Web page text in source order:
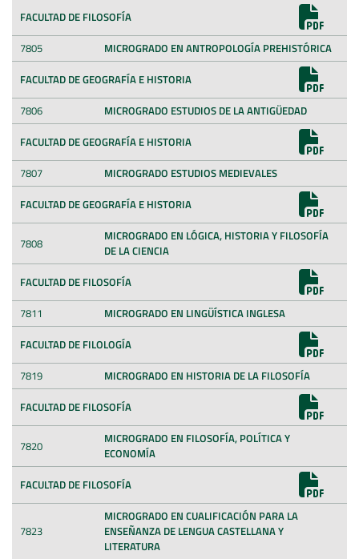
FACULTAD DE FILOSOFÍA
7805
MICROGRADO EN ANTROPOLOGÍA PREHISTÓRICA
FACULTAD DE GEOGRAFÍA E HISTORIA
7806
MICROGRADO ESTUDIOS DE LA ANTIGÜEDAD
FACULTAD DE GEOGRAFÍA E HISTORIA
7807
MICROGRADO ESTUDIOS MEDIEVALES
FACULTAD DE GEOGRAFÍA E HISTORIA
7808
MICROGRADO EN LÓGICA, HISTORIA Y FILOSOFÍA
DE LA CIENCIA
FACULTAD DE FILOSOFÍA
7811
MICROGRADO EN LINGÜÍSTICA INGLESA
FACULTAD DE FILOLOGÍA
7819
MICROGRADO EN HISTORIA DE LA FILOSOFÍA
FACULTAD DE FILOSOFÍA
7820
MICROGRADO EN FILOSOFÍA, POLÍTICA Y
ECONOMÍA
FACULTAD DE FILOSOFÍA
7823
MICROGRADO EN CUALIFICACIÓN PARA LA
ENSEÑANZA DE LENGUA CASTELLANA Y
LITERATURA